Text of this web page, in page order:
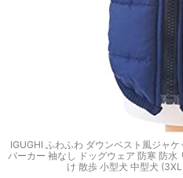
IGUGHI ふわふわ ダウンベスト風ジャ
パーカー 袖なし ドッグウェア 防寒 防
け 散歩 小型犬 中型犬